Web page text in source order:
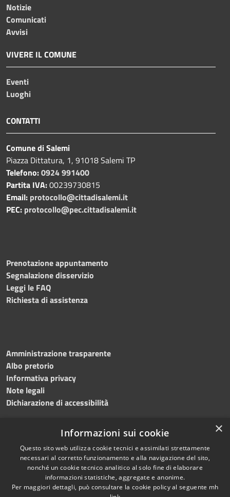
Notizie
Comunicati
Avvisi
VIVERE IL COMUNE
Eventi
Luoghi
CONTATTI
Comune di Salemi
Piazza Dittatura, 1, 91018 Salemi TP
Telefono:0924 991400
Partita IVA:00239730815
Email: protocollo@cittadisalemi.it
PEC: protocollo@pec.cittadisalemi.it
Prenotazione appuntamento
Segnalazione disservizio
Leggi le FAQ
Richiesta di assistenza
Amministrazione trasparente
Albo pretorio
Informativa privacy
Note legali
Dichiarazione di accessibilità
Accessibilità
Copyright © 2026 • Comune di
Salemi • Powered by
×
Informazioni sui cookie
Questo sito web utilizza cookie tecnici e assimilati strettamente
necessari al corretto funzionamento e alla navigazione del sito,
nonché un cookie tecnico analitico al solo fine di elaborare
informazioni statistiche, aggregate e anonime.
Per maggiori dettagli, può consultare la cookie policy al seguente mh